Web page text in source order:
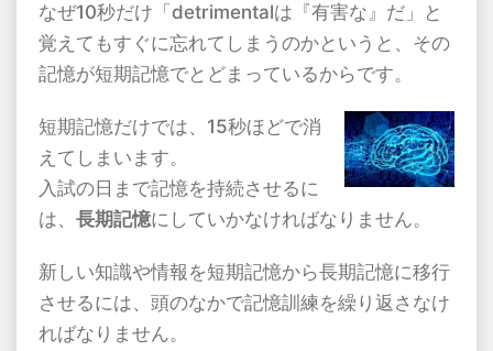
なぜ10秒だけ「 detrimentalは『有害な』だ」と
覚えてもすぐに忘れてしまうのかというと、その
記憶が短期記憶でとどまっているからです。
短期記憶だけでは、 15秒ほどで消
えてしまいます。
入試の日まで記憶を持続させるに
は、 長期記憶にしていかなければなりません。
新しい知識や情報を短期記憶から長期記憶に移行
させるには、頭のなかで記憶訓練を繰り返さなけ
ればなりません。